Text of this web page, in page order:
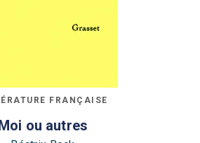
FRANÇAISE
ou autres